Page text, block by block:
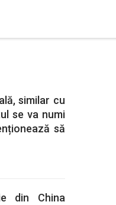
similar cu
se va numi
să
din China